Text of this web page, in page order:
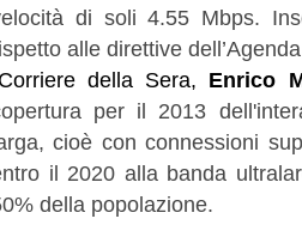
di soli 4.55 Mbps.
alle direttive
Corriere della Sera, Enrico
per il 2013
cioè con connessioni
il 2020 alla banda
della popolazione.